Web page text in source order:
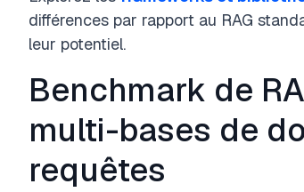
différences par rapport au RAG
leur potentiel.
Benchmark de
multi-bases de
requêtes